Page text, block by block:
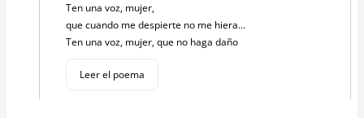
Ten una voz, mujer,
que cuando me despierte no me hiera...
Ten una voz, mujer, que no haga daño
Leer el poema